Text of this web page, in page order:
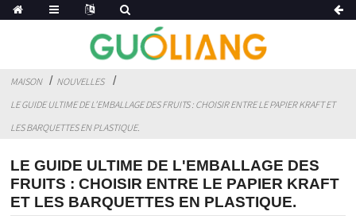
MAISON
NOUVELLES
LE GUIDE ULTIME DE L'EMBALLAGE DES FRUITS : CHOISIR ENTRE LE PAPIER KRAFT ET
LES BARQUETTES EN PLASTIQUE.
LE GUIDE ULTIME DE L'EMBALLAGE DES
FRUITS : CHOISIR ENTRE LE PAPIER KRAFT
ET LES BARQUETTES EN PLASTIQUE.